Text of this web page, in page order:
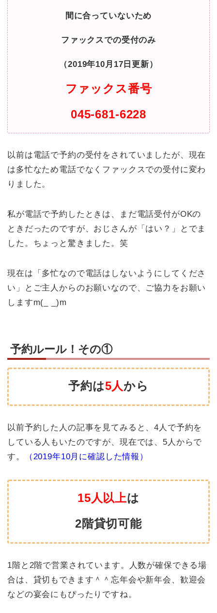
間に合っていないため
ファックスでの受付のみ
（2019年10月17日更新）
ファックス番号
045-681-6228
以前は電話で予約の受付をされていましたが、現在
は多忙なため電話でなくファックスでの受付に変わ
りました。
私が電話で予約したときは、まだ電話受付がOKの
ときだったのですが、おじさんが「はい？」とでま
した。ちょっと驚きました。笑
現在は「多忙なので電話はしないようにしてくださ
い」とご主人からのお願いなので、ご協力をお願い
しますm(_ _)m
予約ルール！その①
予約は5人から
以前予約した人の記事を見てみると、4人で予約を
している人もいたのですが、現在では、5人からで
す。
（2019年10月に確認した情報）
15人以上は
2階貸切可能
1階と2階で営業されています。人数が確保できる場
合は、貸切もできます＾＾忘年会や新年会、歓迎会
などの宴会にもぴったりですね。